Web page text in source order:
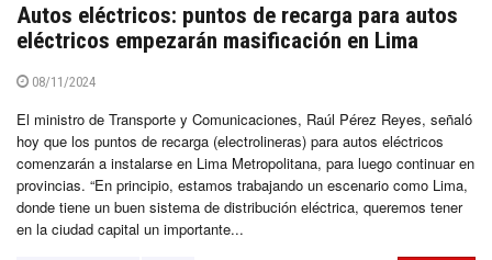
Autos eléctricos: puntos de recarga para autos
eléctricos empezarán masificación en Lima
08/11/2024
El ministro de Transporte y Comunicaciones, Raúl Pérez Reyes, señaló
hoy que los puntos de recarga (electrolineras) para autos eléctricos
comenzarán a instalarse en Lima Metropolitana, para luego continuar en
provincias. “En principio, estamos trabajando un escenario como Lima,
donde tiene un buen sistema de distribución eléctrica, queremos tener
en la ciudad capital un importante...